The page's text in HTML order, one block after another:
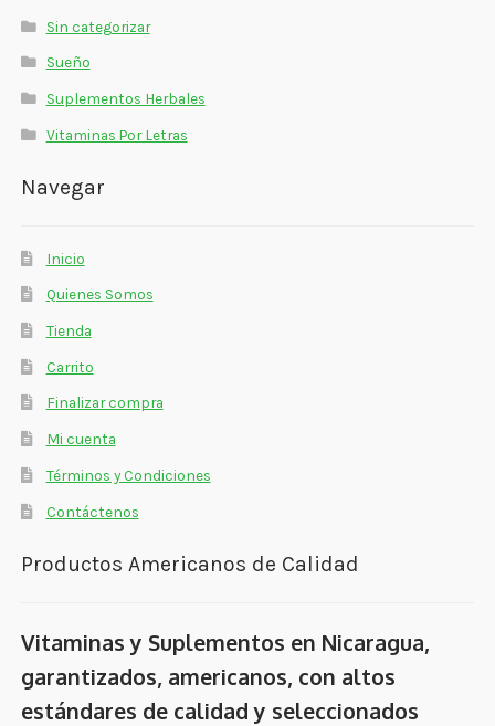
Sin categorizar
Sueño
Suplementos Herbales
Vitaminas Por Letras
Navegar
Inicio
Quienes Somos
Tienda
Carrito
Finalizar compra
Mi cuenta
Términos y Condiciones
Contáctenos
Productos Americanos de Calidad
Vitaminas y Suplementos en Nicaragua,
garantizados, americanos, con altos
estándares de calidad y seleccionados